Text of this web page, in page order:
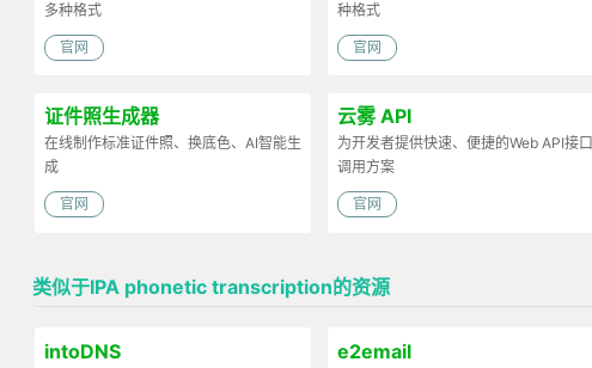
多种格式
官网
种格式
官网
证件照生成器
在线制作标准证件照、换底色、AI智能生
成
官网
云雾 API
为开发者提供快速、便捷的Web API接口
调用方案
官网
类似于IPA phonetic transcription的资源
intoDNS e2email